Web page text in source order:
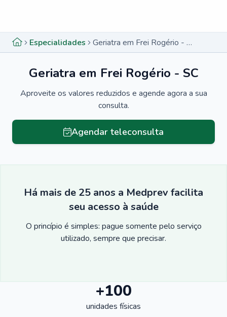
Especialidades Geriatra em Frei Rogério - SC
Geriatra em Frei Rogério - SC
Aproveite os valores reduzidos e agende agora a sua
consulta.
Agendar teleconsulta
Há mais de 25 anos a Medprev facilita
seu acesso à saúde
O princípio é simples: pague somente pelo serviço
utilizado, sempre que precisar.
+100
unidades físicas